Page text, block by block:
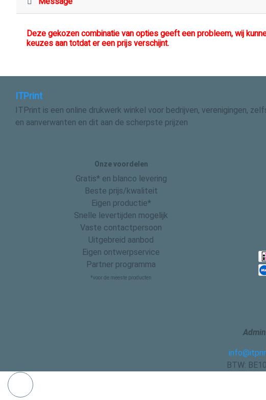
Deze gekozen combinatie van opties geeft een probleem, wij
keuzes aan totdat er een prijs verschijnt.
ITPrint
ITPrint is een online drukwerk winkel voor bedrijven, verenigingen,
en aanverwanten en dit aan de scherpste prijzen
Onze voordelen
Gratis* en blanco levering
Beste prijs/kwaliteit
Eigen productie*
Snelle levertijden mogelijk
Vaste contactpersoon
Uitgebreid aanbod
Eigen ontwerpservice
Partner programma
*voor de meeste producten
BTW: